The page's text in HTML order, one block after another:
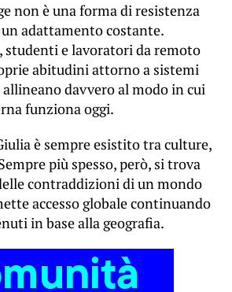
non è una forma di resistenza
adattamento costante.
studenti e lavoratori da remoto
abitudini attorno a sistemi
davvero al modo in cui
funziona oggi.
è sempre esistito tra culture,
più spesso, però, si trova
contraddizioni di un mondo
accesso globale continuando
in base alla geografia.